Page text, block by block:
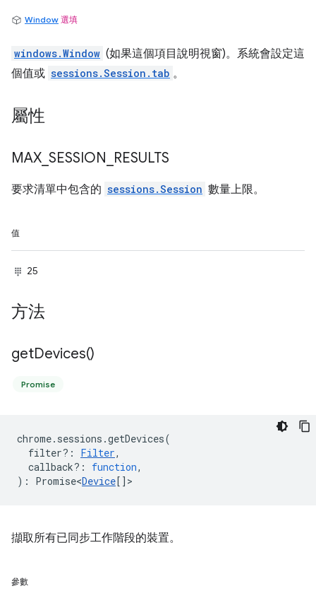
Window 選填
windows.Window (如果這個項目說明視窗)。系統會設定這
個值或 sessions.Session.tab 。
屬性
MAX SESSION RESULTS
要求清單中包含的 sessions.Session 數量上限。
值
25
方法
getDevices()
Promise
chrome. sessions .getDevices(
filter? : Filter,
callback? : function,
) : Promise<Device[] >
擷取所有已同步工作階段的裝置。
參數